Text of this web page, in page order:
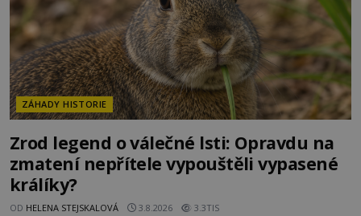
ZÁHADY HISTORIE
Zrod legend o válečné lsti: Opravdu na
zmatení nepřítele vypouštěli vypasené
králíky?
OD HELENA STEJSKALOVÁ 3.8.2026 3.3TIS